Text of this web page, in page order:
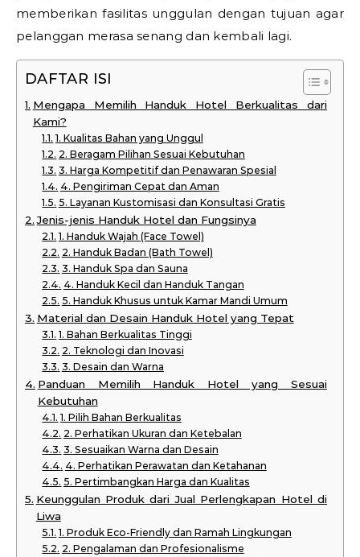
memberikan fasilitas unggulan dengan tujuan agar
pelanggan merasa senang dan kembali lagi.
DAFTAR ISI
Mengapa Memilih Handuk Hotel Berkualitas dari
Kami?
1. Kualitas Bahan yang Unggul
2. Beragam Pilihan Sesuai Kebutuhan
3. Harga Kompetitif dan Penawaran Spesial
4. Pengiriman Cepat dan Aman
5. Layanan Kustomisasi dan Konsultasi Gratis
Jenis-jenis Handuk Hotel dan Fungsinya
1. Handuk Wajah (Face Towel)
2. Handuk Badan (Bath Towel)
3. Handuk Spa dan Sauna
4. Handuk Kecil dan Handuk Tangan
5. Handuk Khusus untuk Kamar Mandi Umum
Material dan Desain Handuk Hotel yang Tepat
1. Bahan Berkualitas Tinggi
2. Teknologi dan Inovasi
3. Desain dan Warna
Panduan Memilih Handuk Hotel yang Sesuai
Kebutuhan
1. Pilih Bahan Berkualitas
2. Perhatikan Ukuran dan Ketebalan
3. Sesuaikan Warna dan Desain
4. Perhatikan Perawatan dan Ketahanan
5. Pertimbangkan Harga dan Kualitas
Keunggulan Produk dari Jual Perlengkapan Hotel di
Liwa
1. Produk Eco-Friendly dan Ramah Lingkungan
2. Pengalaman dan Profesionalisme